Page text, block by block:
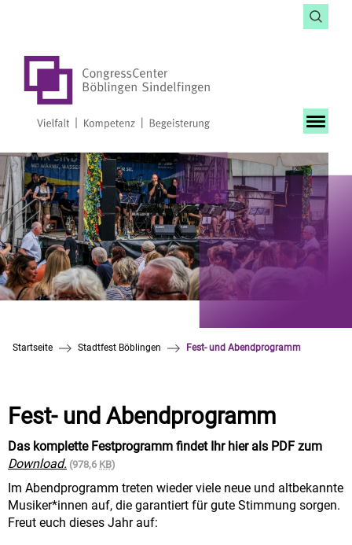
Startseite Stadtfest Böblingen Fest- und Abendprogramm
Fest- und Abendprogramm
Das komplette Festprogramm findet Ihr hier als PDF zum
Download. (978,6 KB)
Im Abendprogramm treten wieder viele neue und altbekannte
Musiker*innen auf, die garantiert für gute Stimmung sorgen.
Freut euch dieses Jahr auf: